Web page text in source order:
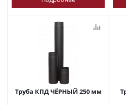
Труба КПД ЧЁРНЫЙ 250 мм